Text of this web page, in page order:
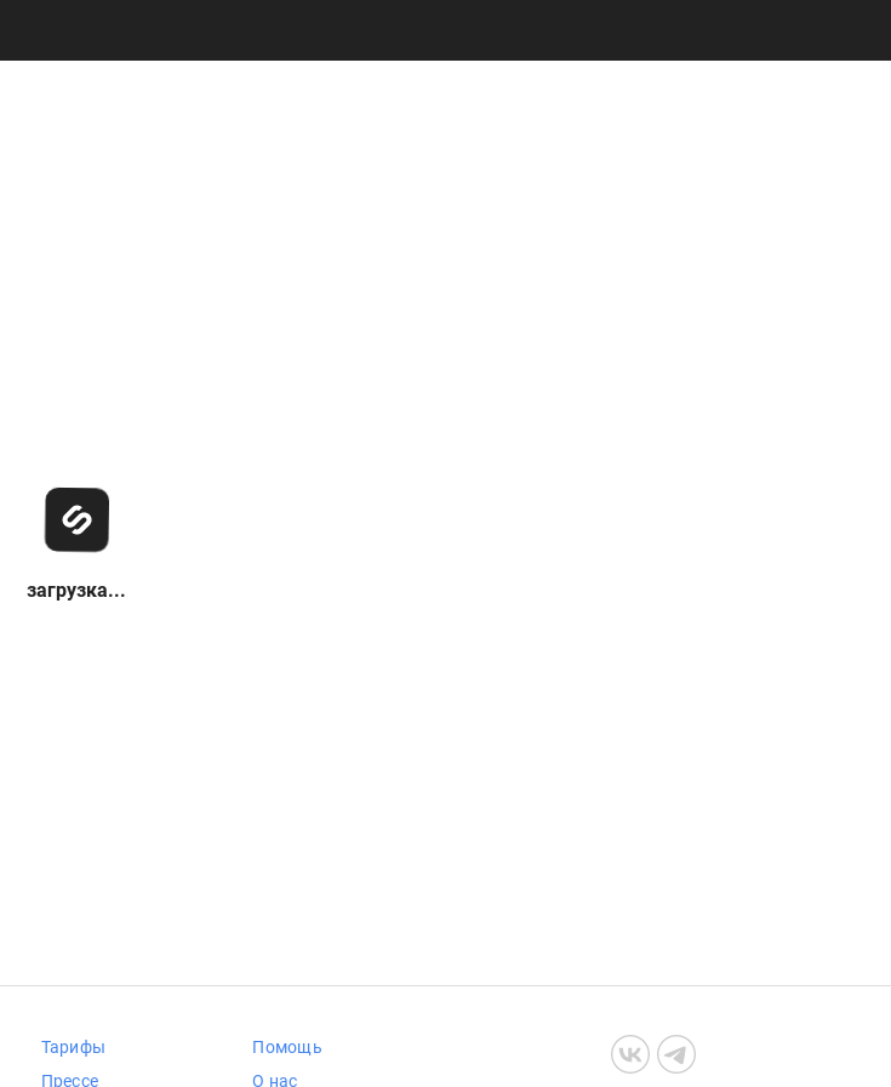
загрузка...
Тарифы
Прессе
Помощь
О нас